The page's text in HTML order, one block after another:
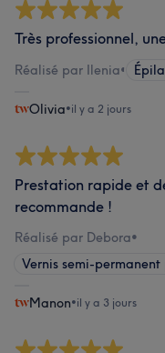
Très professionnel,
Réalisé par Ilenia•
Olivia•il y a 2 jours
Prestation rapide et
recommande !
Réalisé par Debora•
Vernis semi-permanent
Manon•il y a 3 jours